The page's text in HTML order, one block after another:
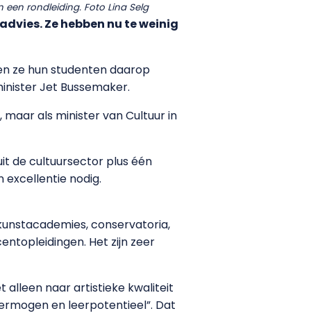
een rondleiding. Foto Lina Selg
Ze hebben nu te weinig
ze hun studenten daarop
Jet Bussemaker.
als minister van Cultuur in
de cultuursector plus één
excellentie nodig.
conservatoria,
Het zijn zeer
alleen naar artistieke kwaliteit
en leerpotentieel”. Dat